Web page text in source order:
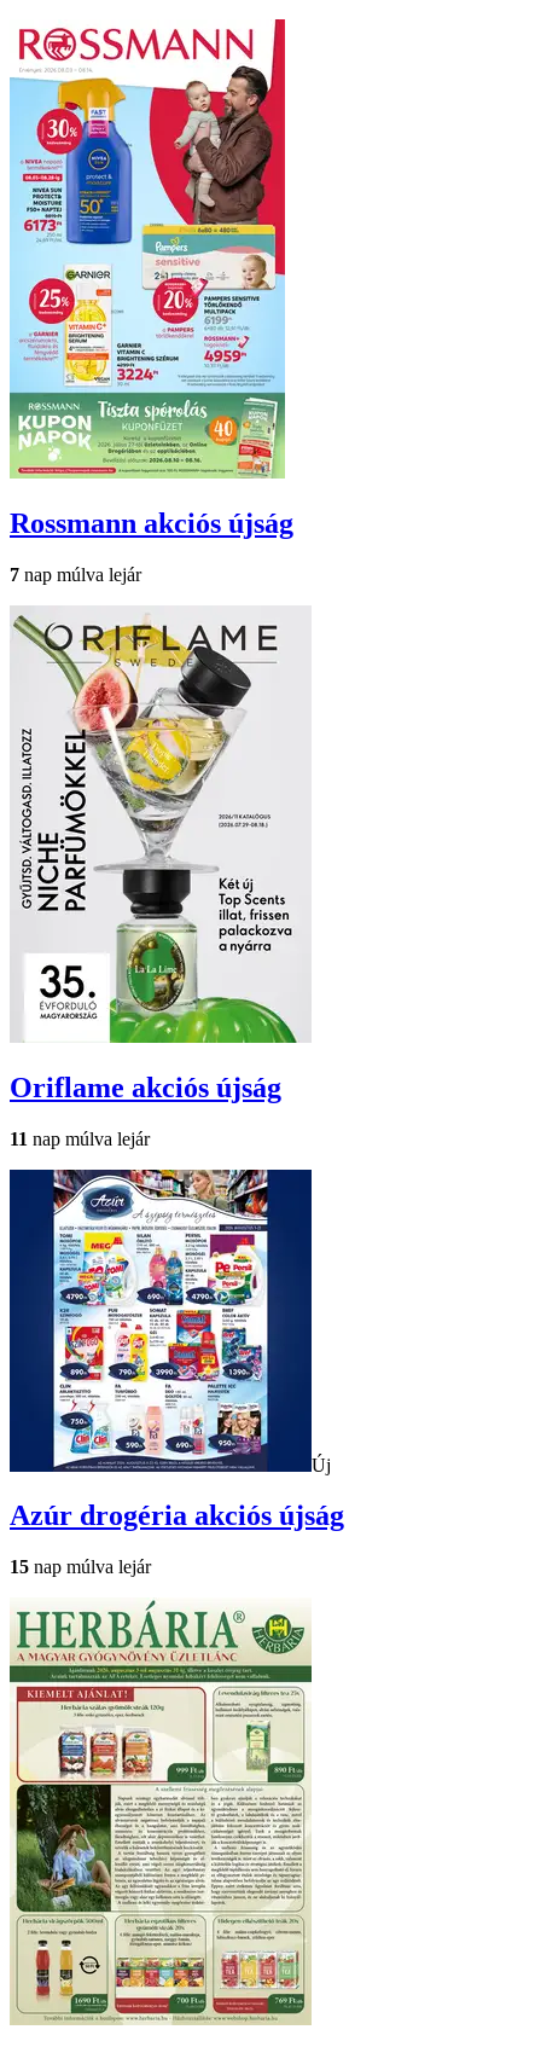
Rossmann akciós újság
7 nap múlva lejár
Oriflame akciós újság
11 nap múlva lejár
Új
Azúr drogéria akciós újság
15 nap múlva lejár